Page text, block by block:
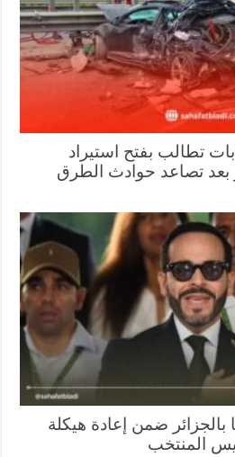
بفتح استيراد
تصاعد حوادث الطرق
ضمن إعادة هيكلة